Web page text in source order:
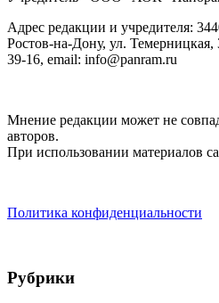
Адрес редакции и учредителя:
Ростов-на-Дону, ул.
39-16, email: info@panram.ru
Мнение редакции может не
авторов.
При использовании материалов
Политика конфиденциальности
Рубрики